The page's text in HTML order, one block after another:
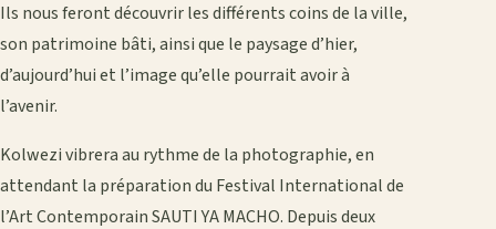
Ils nous feront découvrir les différents coins de la ville,
son patrimoine bâti, ainsi que le paysage d’hier,
d’aujourd’hui et l’image qu’elle pourrait avoir à
l’avenir.
Kolwezi vibrera au rythme de la photographie, en
attendant la préparation du Festival International de
l’Art Contemporain SAUTI YA MACHO. Depuis deux